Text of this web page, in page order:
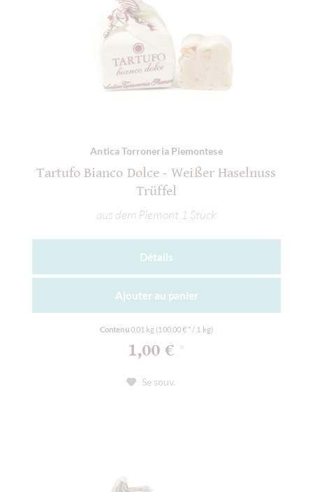
Antica Torroneria Piemontese
Tartufo Bianco Dolce - Weißer Haselnuss
Trüffel
aus dem Piemont 1 Stück
Détails
Ajouter au panier
Contenu0.01 kg (100,00 € * / 1 kg)
1,00 €
Se souv.